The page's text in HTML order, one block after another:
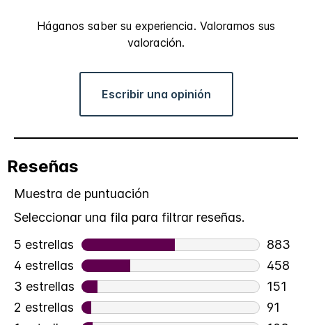
Háganos saber su experiencia. Valoramos sus
valoración.
Escribir una opinión